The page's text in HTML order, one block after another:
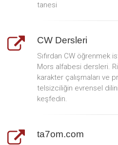
tanesi
CW Dersleri
Sıfırdan CW öğrenmek
Mors alfabesi dersleri.
karakter çalışmaları ve
telsizciliğin evrensel
keşfedin.
ta7om.com